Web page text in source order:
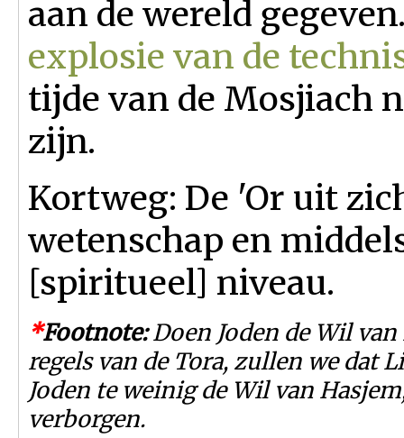
aan de wereld
explosie van de
tijde van de Mosjiach
zijn.
Kortweg: De 'Or uit
wetenschap en
[spiritueel] niveau.
*Footnote:Doen Joden de Wil
regels van de Tora, zullen we dat
Joden te weinig de Wil van
verborgen.